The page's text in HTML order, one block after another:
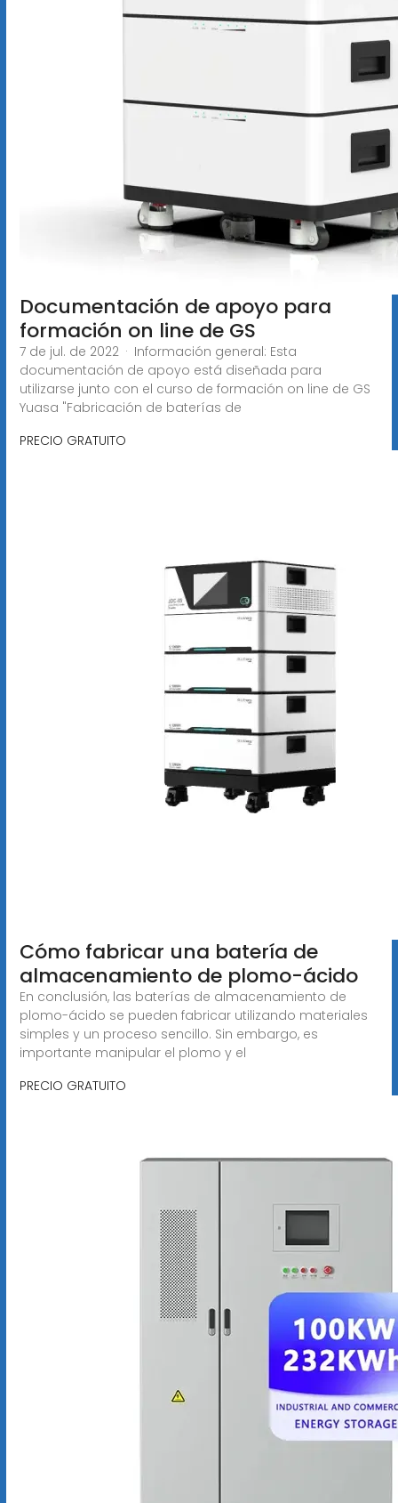
Documentación de apoyo para
formación on line de GS
7 de jul. de 2022 · Información general: Esta
documentación de apoyo está diseñada para
utilizarse junto con el curso de formación on line de GS
Yuasa "Fabricación de baterías de
PRECIO GRATUITO
Cómo fabricar una batería de
almacenamiento de plomo-ácido
En conclusión, las baterías de almacenamiento de
plomo-ácido se pueden fabricar utilizando materiales
simples y un proceso sencillo. Sin embargo, es
importante manipular el plomo y el
PRECIO GRATUITO